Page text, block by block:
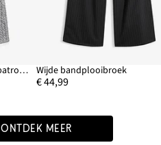
Gebreide broek met kabelpatroon Wijde bandplooibroek
€ 44,99
ONTDEK MEER